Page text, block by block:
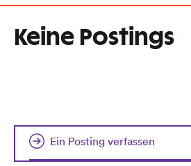
Keine Postings
Ein Posting verfassen